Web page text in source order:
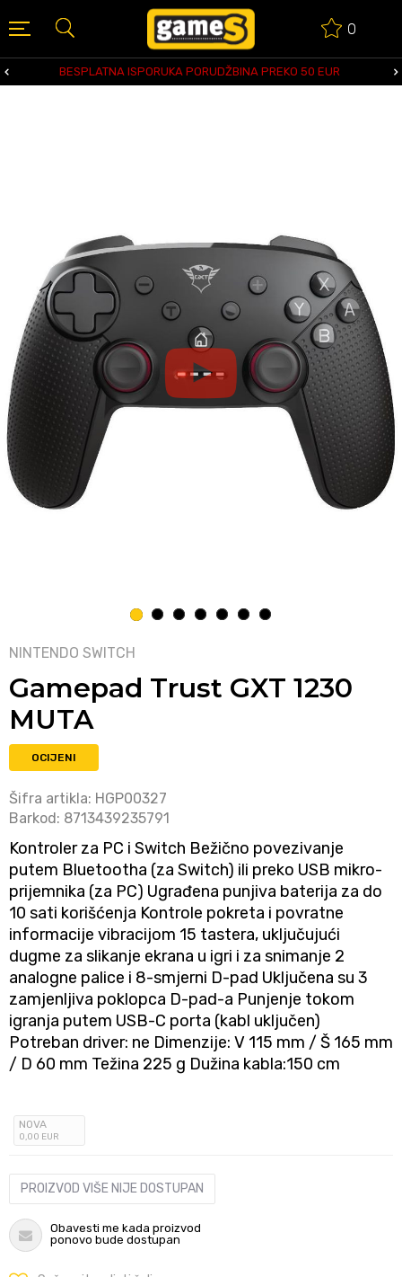
0
BESPLATNA ISPORUKA PORUDŽBINA PREKO 50 EUR
1 2 3 4 5 6 7
NINTENDO SWITCH
Gamepad Trust GXT 1230
MUTA
OCIJENI
Šifra artikla: HGP00327
Barkod: 8713439235791
Kontroler za PC i Switch Bežično povezivanje
putem Bluetootha (za Switch) ili preko USB mikro-
prijemnika (za PC) Ugrađena punjiva baterija za do
10 sati korišćenja Kontrole pokreta i povratne
informacije vibracijom 15 tastera, uključujući
dugme za slikanje ekrana u igri i za snimanje 2
analogne palice i 8-smjerni D-pad Uključena su 3
zamjenljiva poklopca D-pad-a Punjenje tokom
igranja putem USB-C porta (kabl uključen)
Potreban driver: ne Dimenzije: V 115 mm / Š 165 mm
/ D 60 mm Težina 225 g Dužina kabla:150 cm
NOVA
0,00 EUR
PROIZVOD VIŠE NIJE DOSTUPAN
Obavesti me kada proizvod
ponovo bude dostupan